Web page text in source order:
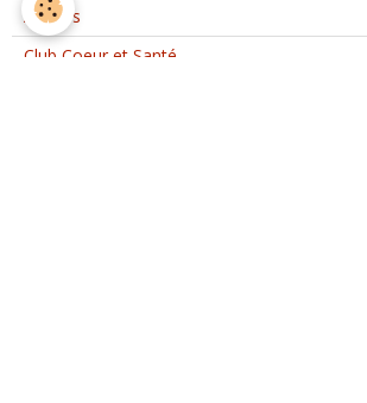
Ateliers
Club Coeur et Santé